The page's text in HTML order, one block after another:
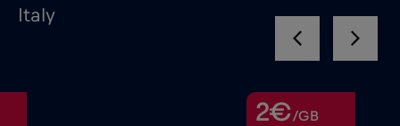
Italy
2€/GB